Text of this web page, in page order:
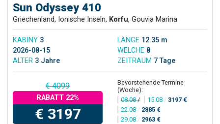
Sun Odyssey 410
Griechenland, Ionische Inseln, Korfu, Gouvia Marina
KABINY 3 LÄNGE 12.35 m
2026-08-15
WELCHE 8
ALTER 3 Jahre ZEITRAUM 7 Tage
€ 4099
RABATT 22%
€ 3197
Bevorstehende Termine
(Woche):
08.08/ 15.08 / 3197 €
22.08 / 2885 €
29.08 / 2963 €